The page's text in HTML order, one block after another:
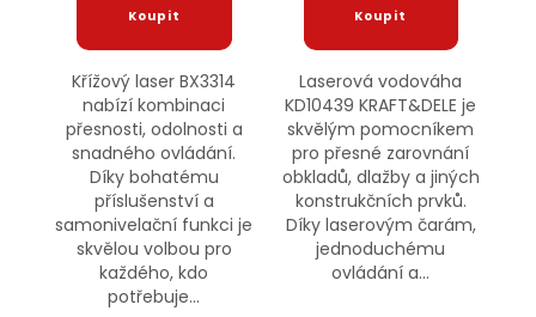
Křížový laser BX3314
nabízí kombinaci
přesnosti, odolnosti a
snadného ovládání.
Díky bohatému
příslušenství a
samonivelační funkci je
skvělou volbou pro
každého, kdo
potřebuje...
Laserová vodováha
KD10439 KRAFT&DELE je
skvělým pomocníkem
pro přesné zarovnání
obkladů, dlažby a jiných
konstrukčních prvků.
Díky laserovým čarám,
jednoduchému
ovládání a...